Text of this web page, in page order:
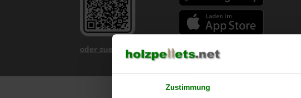
Zustimmung
oder zuerst mehr über unsere App erfahren